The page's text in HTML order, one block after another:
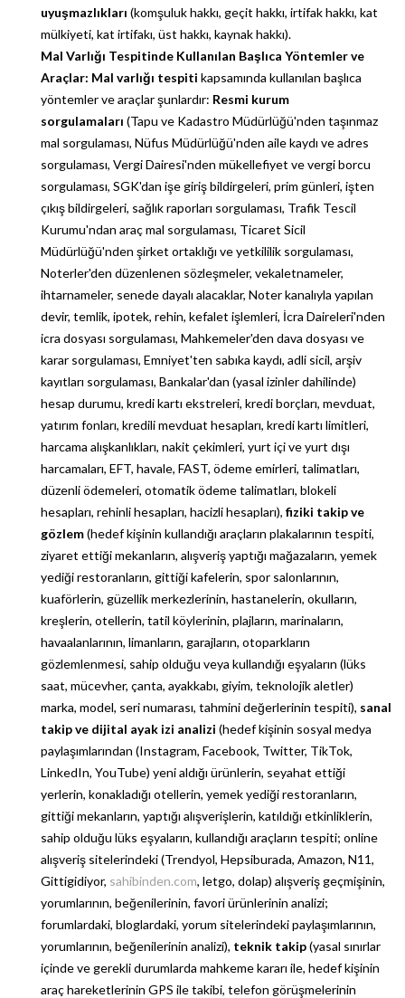
uyuşmazlıkları (komşuluk hakkı, geçit hakkı, irtifak hakkı, kat
mülkiyeti, kat irtifakı, üst hakkı, kaynak hakkı).
Mal Varlığı Tespitinde Kullanılan Başlıca Yöntemler ve
Araçlar: Mal varlığı tespiti kapsamında kullanılan başlıca
yöntemler ve araçlar şunlardır: Resmi kurum
sorgulamaları (Tapu ve Kadastro Müdürlüğü'nden taşınmaz
mal sorgulaması, Nüfus Müdürlüğü'nden aile kaydı ve adres
sorgulaması, Vergi Dairesi'nden mükellefiyet ve vergi borcu
sorgulaması, SGK'dan işe giriş bildirgeleri, prim günleri, işten
çıkış bildirgeleri, sağlık raporları sorgulaması, Trafik Tescil
Kurumu'ndan araç mal sorgulaması, Ticaret Sicil
Müdürlüğü'nden şirket ortaklığı ve yetkililik sorgulaması,
Noterler'den düzenlenen sözleşmeler, vekaletnameler,
ihtarnameler, senede dayalı alacaklar, Noter kanalıyla yapılan
devir, temlik, ipotek, rehin, kefalet işlemleri, İcra Daireleri'nden
icra dosyası sorgulaması, Mahkemeler'den dava dosyası ve
karar sorgulaması, Emniyet'ten sabıka kaydı, adli sicil, arşiv
kayıtları sorgulaması, Bankalar'dan (yasal izinler dahilinde)
hesap durumu, kredi kartı ekstreleri, kredi borçları, mevduat,
yatırım fonları, kredili mevduat hesapları, kredi kartı limitleri,
harcama alışkanlıkları, nakit çekimleri, yurt içi ve yurt dışı
harcamaları, EFT, havale, FAST, ödeme emirleri, talimatları,
düzenli ödemeleri, otomatik ödeme talimatları, blokeli
hesapları, rehinli hesapları, hacizli hesapları), fiziki takip ve
gözlem(hedef kişinin kullandığı araçların plakalarının tespiti,
ziyaret ettiği mekanların, alışveriş yaptığı mağazaların, yemek
yediği restoranların, gittiği kafelerin, spor salonlarının,
kuaförlerin, güzellik merkezlerinin, hastanelerin, okulların,
kreşlerin, otellerin, tatil köylerinin, plajların, marinaların,
havaalanlarının, limanların, garajların, otoparkların
gözlemlenmesi, sahip olduğu veya kullandığı eşyaların (lüks
saat, mücevher, çanta, ayakkabı, giyim, teknolojik aletler)
marka, model, seri numarası, tahmini değerlerinin tespiti), sanal
takip ve dijital ayak izi analizi (hedef kişinin sosyal medya
paylaşımlarından (Instagram, Facebook, Twitter, TikTok,
LinkedIn, YouTube) yeni aldığı ürünlerin, seyahat ettiği
yerlerin, konakladığı otellerin, yemek yediği restoranların,
gittiği mekanların, yaptığı alışverişlerin, katıldığı etkinliklerin,
sahip olduğu lüks eşyaların, kullandığı araçların tespiti; online
alışveriş sitelerindeki (Trendyol, Hepsiburada, Amazon, N11,
Gittigidiyor, sahibinden.com, letgo, dolap) alışveriş geçmişinin,
yorumlarının, beğenilerinin, favori ürünlerinin analizi;
forumlardaki, bloglardaki, yorum sitelerindeki paylaşımlarının,
yorumlarının, beğenilerinin analizi), teknik takip(yasal sınırlar
içinde ve gerekli durumlarda mahkeme kararı ile, hedef kişinin
araç hareketlerinin GPS ile takibi, telefon görüşmelerinin